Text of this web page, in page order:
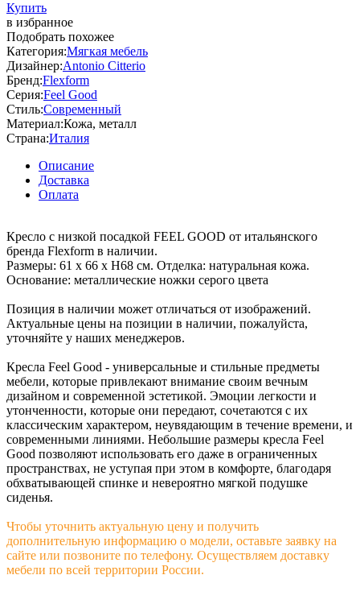
Купить
в избранное
Подобрать похожее
Категория:Мягкая мебель
Дизайнер:Antonio Citterio
Бренд:Flexform
Серия:Feel Good
Стиль:Современный
Материал:Кожа, металл
Страна:Италия
Описание
Доставка
Оплата
Кресло с низкой посадкой FEEL GOOD от итальянского
бренда Flexform в наличии.
Размеры: 61 х 66 х H68 см. Отделка: натуральная кожа.
Основание: металлические ножки серого цвета
Позиция в наличии может отличаться от изображений.
Актуальные цены на позиции в наличии, пожалуйста,
уточняйте у наших менеджеров.
Кресла Feel Good - универсальные и стильные предметы
мебели, которые привлекают внимание своим вечным
дизайном и современной эстетикой. Эмоции легкости и
утонченности, которые они передают, сочетаются с их
классическим характером, неувядающим в течение времени, и
современными линиями. Небольшие размеры кресла Feel
Good позволяют использовать его даже в ограниченных
пространствах, не уступая при этом в комфорте, благодаря
обхватывающей спинке и невероятно мягкой подушке
сиденья.
Чтобы уточнить актуальную цену и получить
дополнительную информацию о модели, оставьте заявку на
сайте или позвоните по телефону. Осуществляем доставку
мебели по всей территории России.